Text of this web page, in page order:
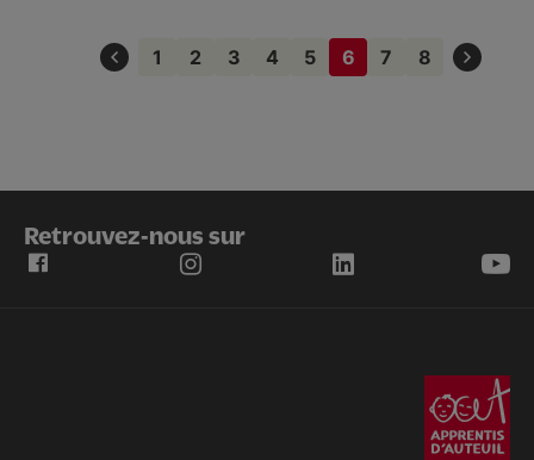
Page
1 Page
2 Page
3 Page
4 Page
5
Page
6 Page
7 Page
8
Retrouvez-nous sur